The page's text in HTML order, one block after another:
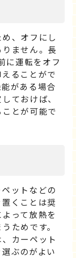
、オフにし
ません。長
に運転をオフ
ることがで
がある場合
ておけば、
とが可能で
ットなどの
くことは奨
って放熱を
ためです。
カーペット
ぶのがよい